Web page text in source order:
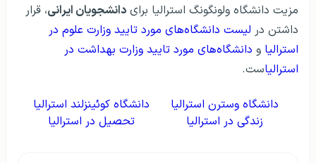
مزیت دانشگاه ولونگونگ استرالیا برای دانشجویان ایرانی، قرار
داشتن در لیست دانشگاه‌های مورد تایید وزارت علوم در
استرالیا و دانشگاه‌های مورد تایید وزارت بهداشت در
استرالیاست.
دانشگاه وسترن استرالیا
دانشگاه کوئينزلند استرالیا
زندگی در استرالیا
تحصیل در استرالیا